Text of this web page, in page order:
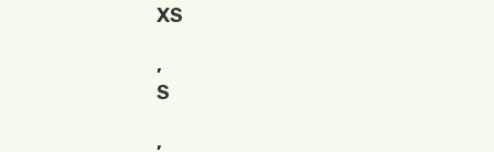
XS
,
S
,